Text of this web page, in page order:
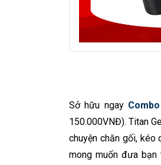
Sở hữu ngay
150.000VNĐ). Titan
chuyện chăn gối, kéo
mong muốn đưa bạn